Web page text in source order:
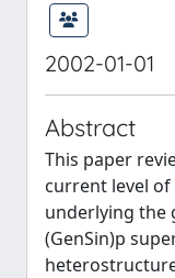
2002-01-01
Abstract
This paper
current level
underlying the
(GenSin)p